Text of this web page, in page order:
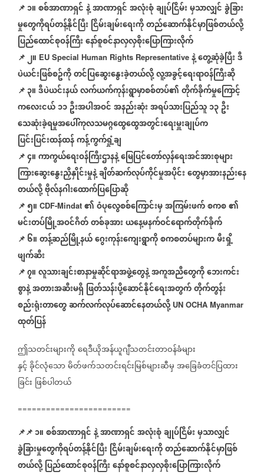
📌 ၁။စစ်အာဏာရှင်နဲ့အာဏာရှင်အလုံးစုံချုပ်ငြိမ်းမှသာလျှင်ခွဲခြား
မှုတွေကိုရပ်တန့်နိုင်ပြီး ငြိမ်းချမ်းရေးကိုတည်ဆောက်နိုင်မှာဖြစ်တယ်လို့
ပြည်ထောင်စုဝန်ကြီးနော်စူစင်နာလှလှစိုးပြောကြားလိုက်
📌၂။ EU Special Human Rights Representative နဲ့တွေ့ဆုံခဲ့ပြီးဒီ
ပဲယင်းဖြစ်စဥ်ကိုတင်ပြဆွေးနွေးခဲ့တယ်လို့လူ့အခွင့်ရေးရာဝန်ကြီးဆို
📌၃။ဒီပဲယင်းနယ်လက်ယက်ကုန်းရွာမှာစစ်တပ်၏တိုက်ခိုက်မှုကြောင့်
ကလေးငယ်၁၁ဦးအပါအဝင်အနည်းဆုံးအရပ်သားပြည်သူ၁၃ဦး
သေဆုံးခဲ့ရမှုအပေါ်ကုလသမဂ္ဂထွေထွေအတွင်းရေးမှူးချုပ်က
ပြင်းပြင်းထန်ထန်ကန့်ကွက်ရှုံ့ချ
📌၄။ကာကွယ်ရေးဝန်ကြီးဌာနနဲ့မြေပြင်တော်လှန်ရေးအင်အားစုများ
ကြားဆွေးနွေးညှိနှိုင်းမှုနဲ့ချိတ်ဆက်လုပ်ကိုင်မှုအပိုင်းတွေမှာအားနည်းနေ
တယ်လို့ဗိုလ်နဂါးထောက်ပြပြောဆို
📌၅။ CDF-Mindat ၏ဝံပုလွေစစ်ကြောင်းမှအကြမ်းဖက်စကစ၏
မင်းတပ်မြို့အဝင်ဂိတ်တစ်ခုအားယနေ့မနက်ဝင်ရောက်တိုက်ခိုက်
📌၆။တန့်ဆည်မြို့နယ်ဂွေးကုန်းကျေးရွာကိုစကစတပ်များကမီးရှို့
ဖျက်ဆီး
📌၇။လူသားချင်းစာနာမှုဆိုင်ရာအဖွဲ့တွေနဲ့အကူအညီတွေကိုဘေးကင်း
စွာနဲ့အတားအဆီးမရှိ ဖြတ်သန်းပို့ဆောင်နိုင်ရေးအတွက်တိုက်တွန်း
စည်းရုံးတာတွေဆက်လက်လုပ်ဆောင်နေတယ်လို့ UN OCHA Myanmar
ထုတ်ပြန်
ဤသတင်းများကိုရေဒီယိုအန်ယူဂျီသတင်းတာဝန်ခံများ
နှင့်ခိုင်လုံသောမိတ်ဖက်သတင်းရင်းမြစ်များဆီမှအခြေခံတင်ပြထား
ခြင်း ဖြစ်ပါတယ်
========================
📌📌၁။စစ်အာဏာရှင်နဲ့အာဏာရှင်အလုံးစုံချုပ်ငြိမ်းမှသာလျှင်
ခွဲခြားမှုတွေကိုရပ်တန့်နိုင်ပြီး ငြိမ်းချမ်းရေးကိုတည်ဆောက်နိုင်မှာဖြစ်
တယ်လို့ပြည်ထောင်စုဝန်ကြီးနော်စူစင်နာလှလှစိုးပြောကြားလိုက်